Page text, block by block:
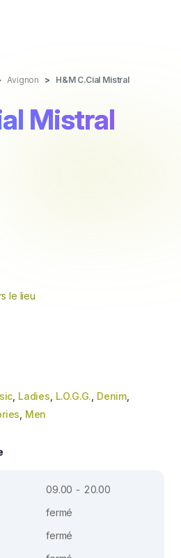
Avignon H&M C.Cial Mistral
Mistral
le lieu
Ladies L.O.G.G. Denim,
Men
09.00 - 20.00
fermé
fermé